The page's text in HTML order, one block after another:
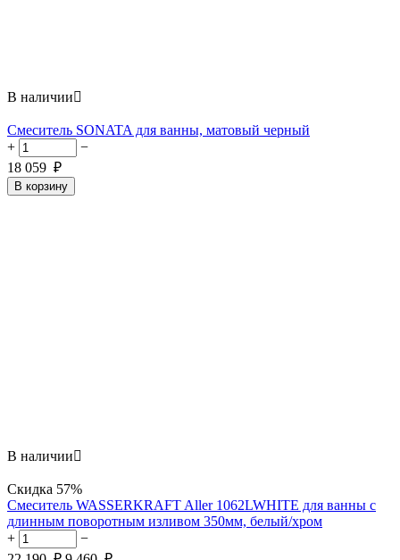
В наличии
Смеситель SONATA для ванны, матовый черный
+
−
18 059 ₽
В корзину
В наличии
Скидка 57%
Смеситель WASSERKRAFT Aller 1062LWHITE для ванны с
длинным поворотным изливом 350мм, белый/хром
+
−